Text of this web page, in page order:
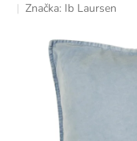
Značka: Ib Laursen